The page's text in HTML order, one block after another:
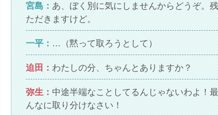
宮島： あ、ぼく別に気にしませんからどうぞ。
ただきますけど。
一平： …（黙って取ろうとして）
迫田： わたしの分、ちゃんとありますか？
弥生： 中途半端なことしてるんじゃないわよ！
んなに取り分けなさい！